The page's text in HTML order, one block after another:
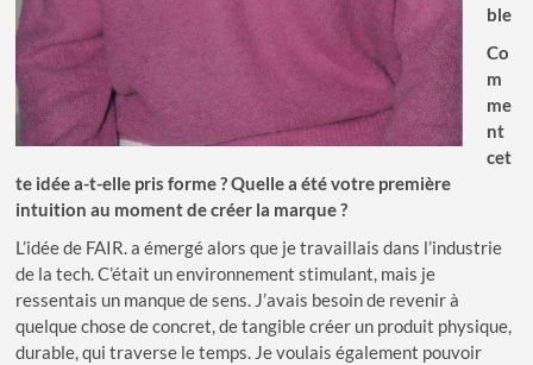
ble
Co
m
me
nt
cet
te idée a-t-elle pris forme ? Quelle a été votre première
intuition au moment de créer la marque ?
L’idée de FAIR. a émergé alors que je travaillais dans l’industrie
de la tech. C’était un environnement stimulant, mais je
ressentais un manque de sens. J’avais besoin de revenir à
quelque chose de concret, de tangible créer un produit physique,
durable, qui traverse le temps. Je voulais également pouvoir